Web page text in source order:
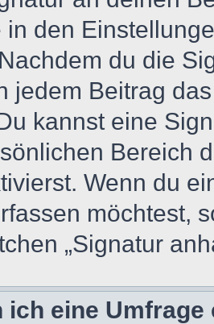
in den
du die
jedem Beitrag
kannst eine
Bereich
Wenn du
möchtest,
„Signatur
ich eine